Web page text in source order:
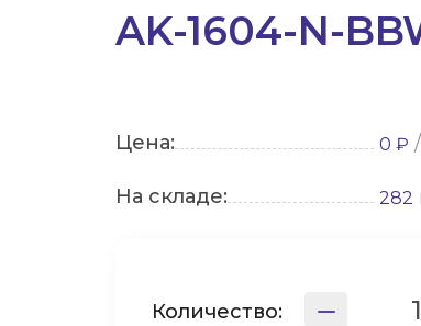
AK-1604-N-
Цена: 0 ₽
На складе: 282
Количество: